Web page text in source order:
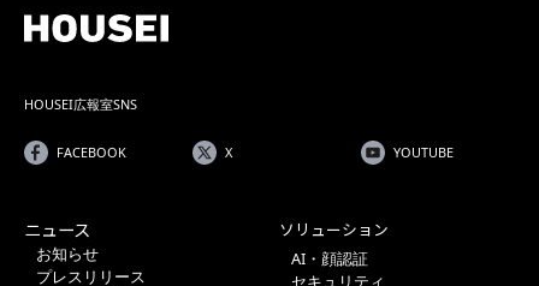
HOUSEI広報室SNS
FACEBOOK X YOUTUBE
ニュース
お知らせ
プレスリリース
ソリューション
AI・顔認証
セキュリティ